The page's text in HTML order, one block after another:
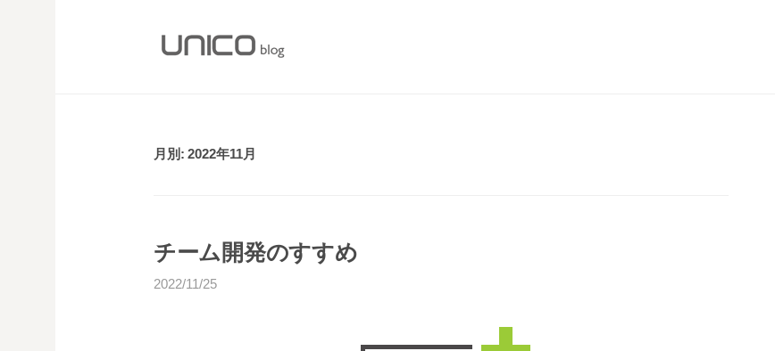
月別: 2022年11月
チーム開発のすすめ
2022/11/25